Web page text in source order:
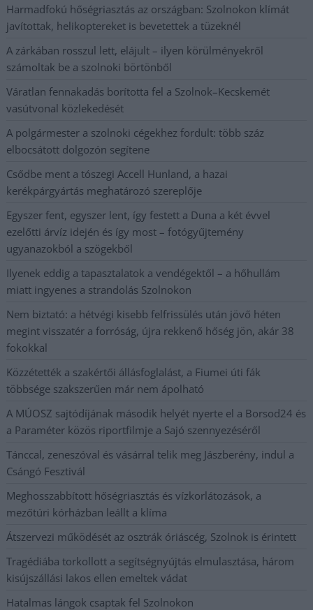
Harmadfokú hőségriasztás az országban: Szolnokon klímát
javítottak, helikoptereket is bevetettek a tüzeknél
A zárkában rosszul lett, elájult – ilyen körülményekről
számoltak be a szolnoki börtönből
Váratlan fennakadás borította fel a Szolnok–Kecskemét
vasútvonal közlekedését
A polgármester a szolnoki cégekhez fordult: több száz
elbocsátott dolgozón segítene
Csődbe ment a tószegi Accell Hunland, a hazai
kerékpárgyártás meghatározó szereplője
Egyszer fent, egyszer lent, így festett a Duna a két évvel
ezelőtti árvíz idején és így most – fotógyűjtemény
ugyanazokból a szögekből
Ilyenek eddig a tapasztalatok a vendégektől – a hőhullám
miatt ingyenes a strandolás Szolnokon
Nem biztató: a hétvégi kisebb felfrissülés után jövő héten
megint visszatér a forróság, újra rekkenő hőség jön, akár 38
fokokkal
Közzétették a szakértői állásfoglalást, a Fiumei úti fák
többsége szakszerűen már nem ápolható
A MÚOSZ sajtódíjának második helyét nyerte el a Borsod24 és
a Paraméter közös riportfilmje a Sajó szennyezéséről
Tánccal, zeneszóval és vásárral telik meg Jászberény, indul a
Csángó Fesztivál
Meghosszabbított hőségriasztás és vízkorlátozások, a
mezőtúri kórházban leállt a klíma
Átszervezi működését az osztrák óriáscég, Szolnok is érintett
Tragédiába torkollott a segítségnyújtás elmulasztása, három
kisújszállási lakos ellen emeltek vádat
Hatalmas lángok csaptak fel Szolnokon